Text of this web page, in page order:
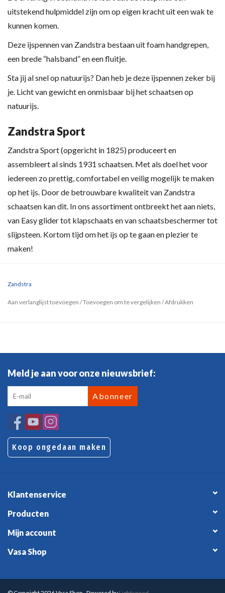
uitstekend hulpmiddel zijn om op eigen kracht uit een wak te
kunnen komen.
Deze ijspennen van Zandstra bestaan uit foam handgrepen,
een brede “halsband” en een fluitje.
Sta jij al snel op natuurijs? Dan heb je deze ijspennen zeker bij
je. Licht van gewicht en onmisbaar bij het schaatsen op
natuurijs.
Zandstra Sport
Zandstra Sport (opgericht in 1825) produceert en
assembleert al sinds 1931 schaatsen. Met als doel het voor
iedereen zo prettig, comfortabel en veilig mogelijk te maken
op het ijs. Door de betrouwbare kwaliteit van Zandstra
schaatsen kan dit. In ons assortiment ontbreekt het aan niets,
van Easy glider tot klapschaats en van schaatsbeschermer tot
slijpsteen. Kortom tijd om het ijs op te gaan en plezier te
maken!
Zandstra
Aan verlanglijst toevoegen /Toevoegen om te vergelijken /Afdrukken
Meld je aan voor onze nieuwsbrief:
Abonneer
Koop ongedaan maken
Klantenservice
Producten
Mijn account
Vasa Shop